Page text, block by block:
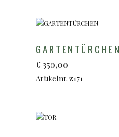
GARTENTÜRCHEN
€ 350,00
Artikelnr. z171